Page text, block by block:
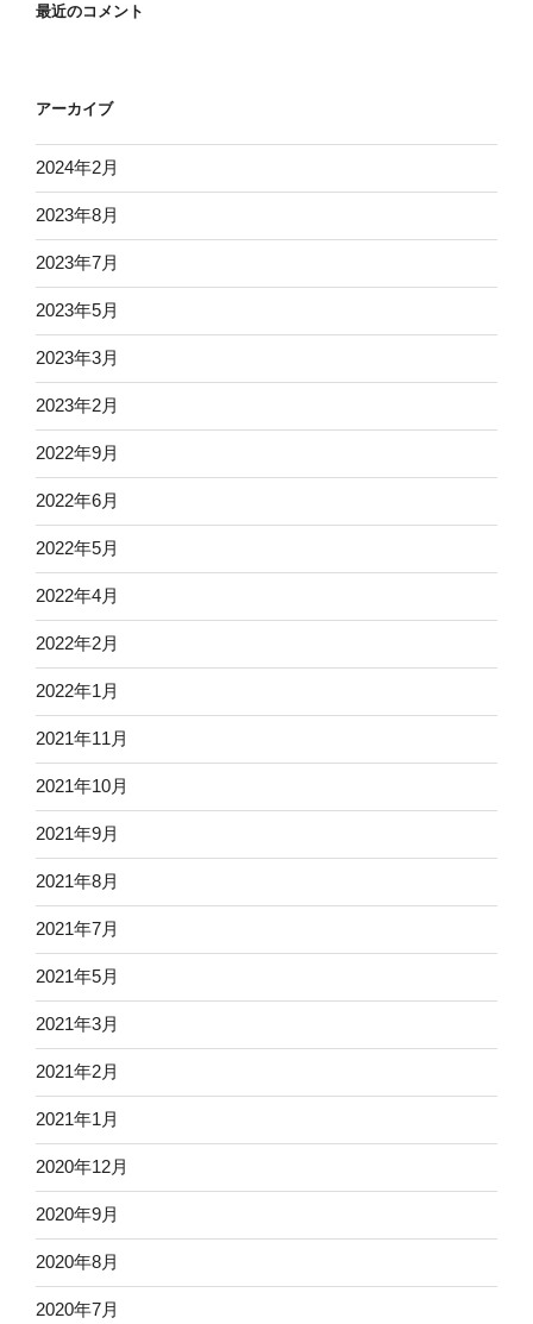
最近のコメント
アーカイブ
2024年2月
2023年8月
2023年7月
2023年5月
2023年3月
2023年2月
2022年9月
2022年6月
2022年5月
2022年4月
2022年2月
2022年1月
2021年11月
2021年10月
2021年9月
2021年8月
2021年7月
2021年5月
2021年3月
2021年2月
2021年1月
2020年12月
2020年9月
2020年8月
2020年7月